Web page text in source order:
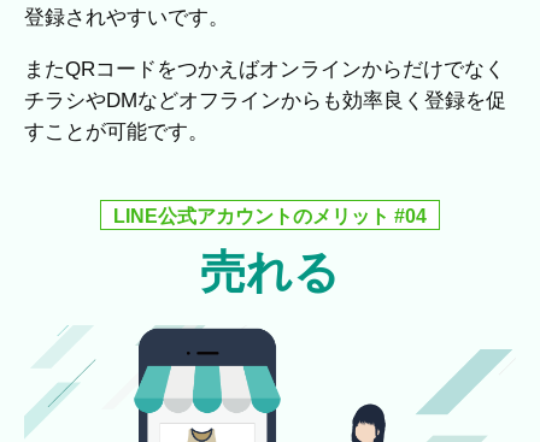
登録されやすいです。
またQRコードをつかえばオンラインからだけでなく
チラシやDMなどオフラインからも効率良く登録を促
すことが可能です。
LINE公式アカウントのメリット #04
売れる